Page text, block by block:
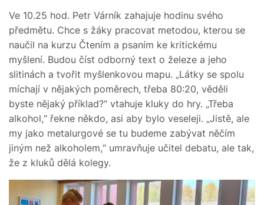
Ve 10.25 hod. Petr Várník zahajuje hodinu svého
předmětu. Chce s žáky pracovat metodou, kterou se
naučil na kurzu Čtením a psaním ke kritickému
myšlení. Budou číst odborný text o železe a jeho
slitinách a tvořit myšlenkovou mapu. „Látky se spolu
míchají v nějakých poměrech, třeba 80:20, věděli
byste nějaký příklad?“ vtahuje kluky do hry. „Třeba
alkohol,“ řekne někdo, asi aby bylo veseleji. „Jistě, ale
my jako metalurgové se tu budeme zabývat něčím
jiným než alkoholem,“ umravňuje učitel debatu, ale tak,
že z kluků dělá kolegy.